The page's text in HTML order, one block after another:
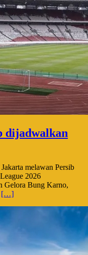
dijadwalkan
melawan Persib
2026
Gelora Bung Karno,
[…]